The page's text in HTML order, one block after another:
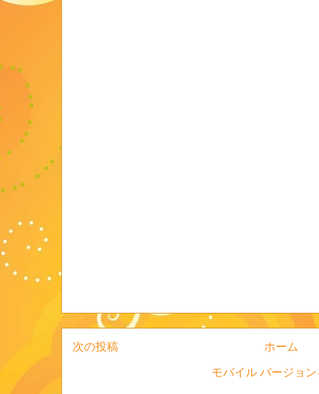
次の投稿 ホーム
モバイル バージョ